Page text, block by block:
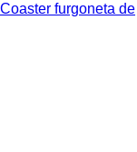
furgoneta de